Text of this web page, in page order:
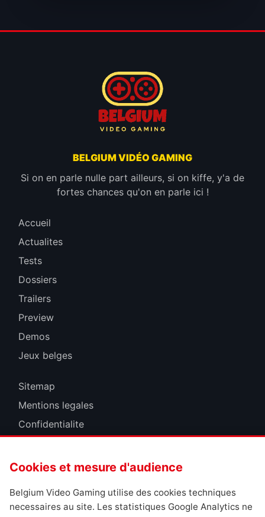
BELGIUM VIDÉO GAMING
Si on en parle nulle part ailleurs, si on kiffe, y'a de
fortes chances qu'on en parle ici !
Accueil
Actualites
Tests
Dossiers
Trailers
Preview
Demos
Jeux belges
Sitemap
Mentions legales
Confidentialite
Cookies et mesure d'audience
Belgium Video Gaming utilise des cookies techniques
necessaires au site. Les statistiques Google Analytics ne